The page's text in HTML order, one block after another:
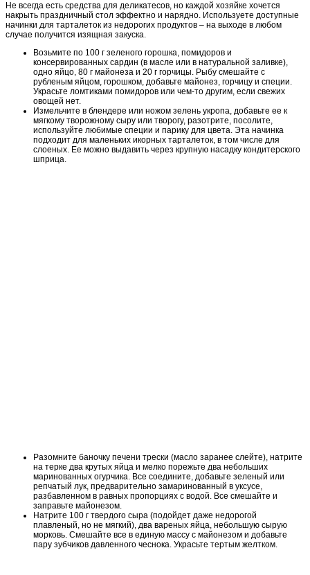
Не всегда есть средства для деликатесов, но каждой хозяйке хочется
накрыть праздничный стол эффектно и нарядно. Используете доступные
начинки для тарталеток из недорогих продуктов – на выходе в любом
случае получится изящная закуска.
Возьмите по 100 г зеленого горошка, помидоров и
консервированных сардин (в масле или в натуральной заливке),
одно яйцо, 80 г майонеза и 20 г горчицы. Рыбу смешайте с
рубленым яйцом, горошком, добавьте майонез, горчицу и специи.
Украсьте ломтиками помидоров или чем-то другим, если свежих
овощей нет.
Измельчите в блендере или ножом зелень укропа, добавьте ее к
мягкому творожному сыру или творогу, разотрите, посолите,
используйте любимые специи и парику для цвета. Эта начинка
подходит для маленьких икорных тарталеток, в том числе для
слоеных. Ее можно выдавить через крупную насадку кондитерского
шприца.
Разомните баночку печени трески (масло заранее слейте), натрите
на терке два крутых яйца и мелко порежьте два небольших
маринованных огурчика. Все соедините, добавьте зеленый или
репчатый лук, предварительно замаринованный в уксусе,
разбавленном в равных пропорциях с водой. Все смешайте и
заправьте майонезом.
Натрите 100 г твердого сыра (подойдет даже недорогой
плавленый, но не мягкий), два вареных яйца, небольшую сырую
морковь. Смешайте все в единую массу с майонезом и добавьте
пару зубчиков давленного чеснока. Украсьте тертым желтком.